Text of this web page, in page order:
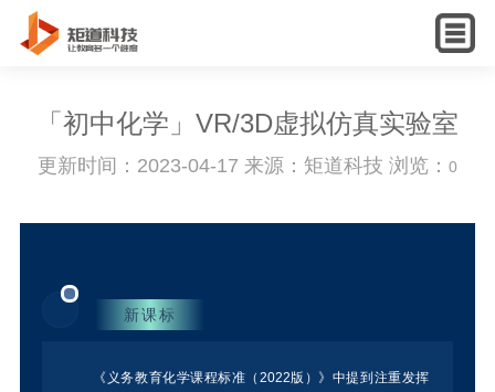
English
「初中化学」VR/3D虚拟仿真实验室
更新时间：2023-04-17 来源：矩道科技 浏览： 0
新课标
《义务教育化学课程标准（2022版）》中提到注重发挥